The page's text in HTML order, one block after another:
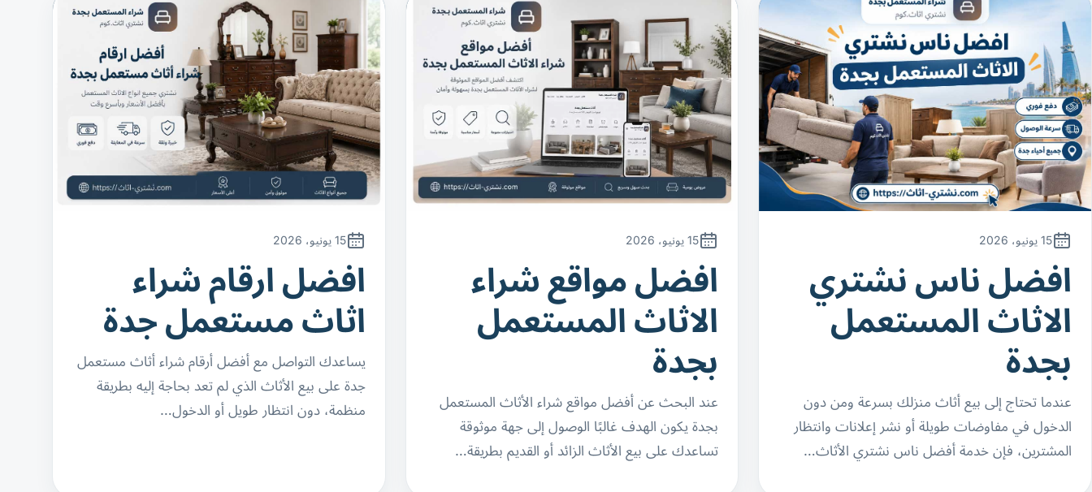
15 يونيو، 2026
افضل ناس نشتري
الاثاث المستعمل
بجدة
عندما تحتاج إلى بيع أثاث منزلك بسرعة ومن دون
الدخول في مفاوضات طويلة أو نشر إعلانات وانتظار
المشترين، فإن خدمة أفضل ناس نشتري الأثاث…
15 يونيو، 2026
افضل مواقع شراء
الاثاث المستعمل
بجدة
عند البحث عن أفضل مواقع شراء الأثاث المستعمل
بجدة يكون الهدف غالبًا الوصول إلى جهة موثوقة
تساعدك على بيع الأثاث الزائد أو القديم بطريقة…
15 يونيو، 2026
افضل ارقام شراء
اثاث مستعمل جدة
يساعدك التواصل مع أفضل أرقام شراء أثاث مستعمل
جدة على بيع الأثاث الذي لم تعد بحاجة إليه بطريقة
منظمة، دون انتظار طويل أو الدخول…